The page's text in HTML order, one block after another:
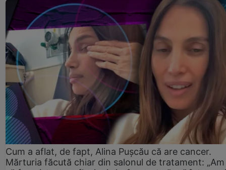
Cum a aflat, de fapt, Alina Pușcău că are cancer.
Mărturia făcută chiar din salonul de tratament: